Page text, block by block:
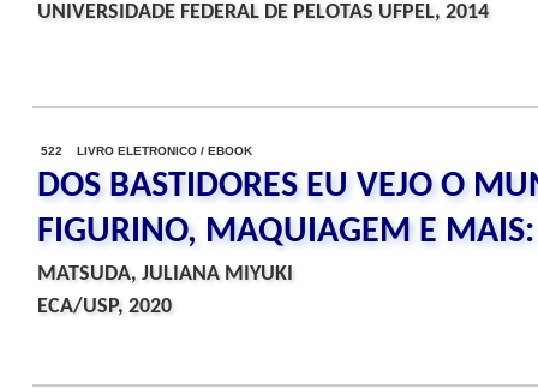
UNIVERSIDADE FEDERAL DE PELOTAS UFPEL, 2014
522 LIVRO ELETRONICO / EBOOK
DOS BASTIDORES EU VEJO O
FIGURINO, MAQUIAGEM E
MATSUDA, JULIANA MIYUKI
ECA/USP, 2020